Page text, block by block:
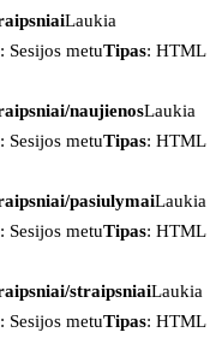
Laukia
: Sesijos metuTipas: HTML
naujienosLaukia
: Sesijos metuTipas: HTML
pasiulymaiLaukia
: Sesijos metuTipas: HTML
straipsniaiLaukia
: Sesijos metuTipas: HTML